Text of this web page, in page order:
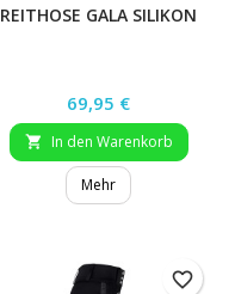
REITHOSE GALA SILIKON
Preis
69,95 €
 In den Warenkorb
Mehr
favorite_border